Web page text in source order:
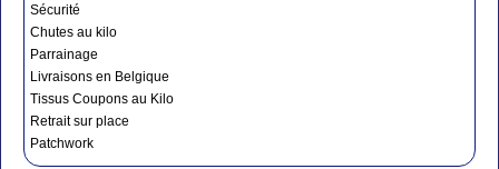
Sécurité
Chutes au kilo
Parrainage
Livraisons en Belgique
Tissus Coupons au Kilo
Retrait sur place
Patchwork